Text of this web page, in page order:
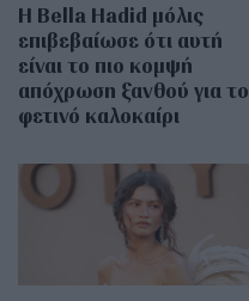
Η Bella Hadid μόλις
επιβεβαίωσε ότι αυτή
είναι το πιο κομψή
απόχρωση ξανθού για το
φετινό καλοκαίρι